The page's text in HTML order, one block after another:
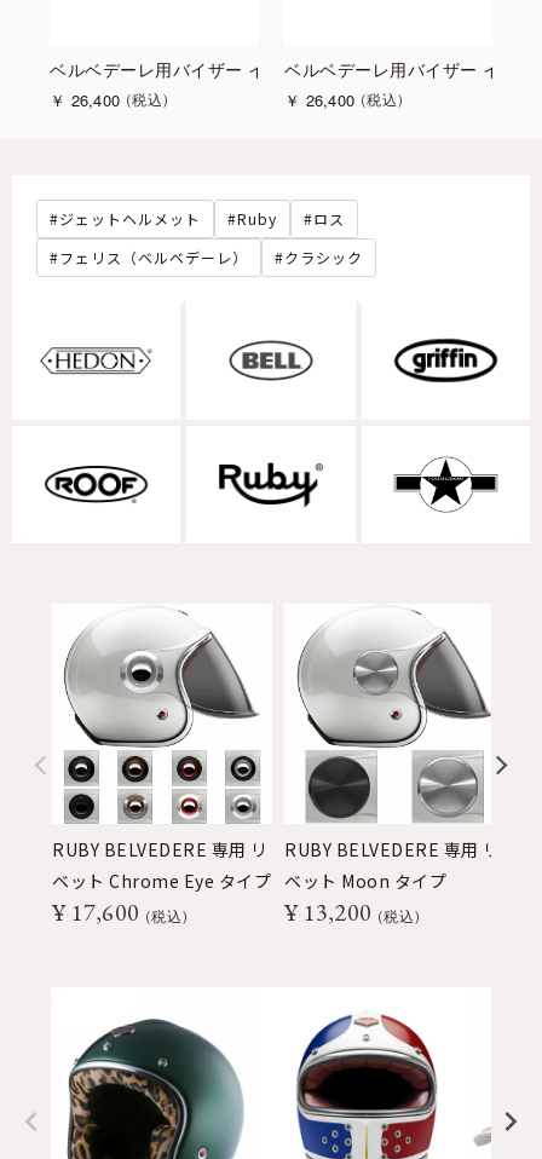
リベット Chrome Eye タイプ
ベルベデーレ用バイザー イリジウムゴールド
￥ 26,400 税込
ベルベデーレ用バイザー イリジ
￥ 26,400 税込
ジェットヘルメット Ruby
ロス
フェリス（ベルベデーレ）
クラシック
RUBY BELVEDERE 専用 リ
ベット Chrome Eye タイプ
¥ 17,600 税込
RUBY BELVEDERE 専用 リ
ベット Moon タイプ
¥ 13,200 税込